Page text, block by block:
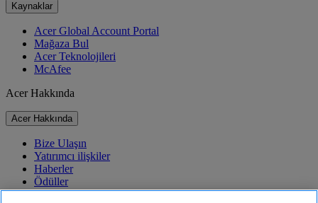
Kaynaklar
Acer Global Account Portal
Mağaza Bul
Acer Teknolojileri
McAfee
Acer Hakkında
Acer Hakkında
Bize Ulaşın
Yatırımcı ilişkiler
Haberler
Ödüller
Etkinlikler